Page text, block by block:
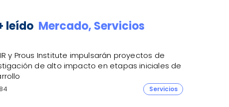
leído Mercado,Servicios
y Prous Institute impulsarán proyectos de
de alto impacto en etapas iniciales de
Servicios